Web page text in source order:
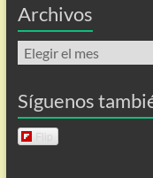
Archivos
Archivos
Síguenos
Flip